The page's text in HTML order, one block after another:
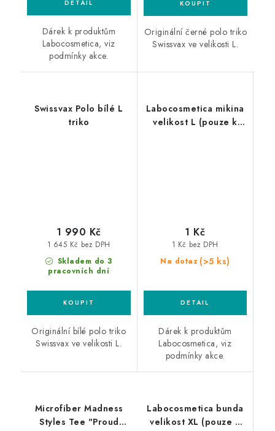
Dárek k produktům
Labocosmetica, viz
podmínky akce.
Originální černé polo triko
Swissvax ve velikosti L.
Swissvax Polo bílé L
triko
Skladem do 3
pracovních dní
1 645 Kč bez DPH
1 990 Kč
Originální bílé polo triko
Swissvax ve velikosti L.
Labocosmetica mikina
velikost L (pouze k
Na dotaz (>5 ks)
1 Kč bez DPH
1 Kč
Dárek k produktům
Labocosmetica, viz
podmínky akce.
Microfiber Madness
Styles Tee "Proud
Labocosmetica bunda
velikost XL (pouze k